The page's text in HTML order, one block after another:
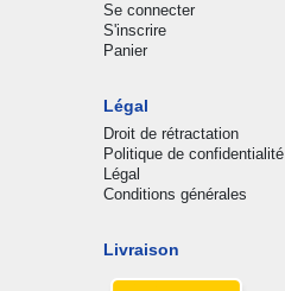
Se connecter
S'inscrire
Panier
Légal
Droit de rétractation
Politique de confidentialité
Légal
Conditions générales
Livraison